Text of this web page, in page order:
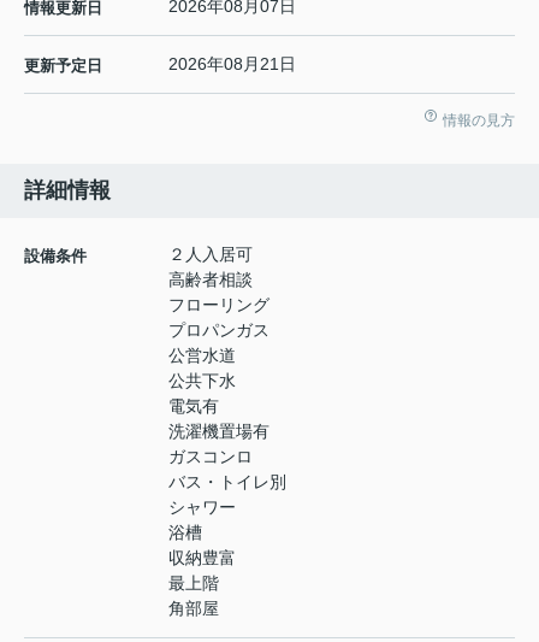
情報更新日 2026年08月07日
更新予定日 2026年08月21日
情報の見方
詳細情報
設備条件
２人入居可
高齢者相談
フローリング
プロパンガス
公営水道
公共下水
電気有
洗濯機置場有
ガスコンロ
バス・トイレ別
シャワー
浴槽
収納豊富
最上階
角部屋